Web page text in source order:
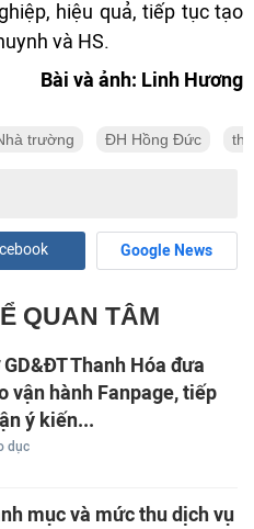
hiệu quả, tiếp tục tạo
và HS.
Bài và ảnh: Linh Hương
trường ĐH Hồng Đức
Google News
QUAN TÂM
GD&ĐT Thanh Hóa đưa
vận hành Fanpage, tiếp
ý kiến...
dục
mục và mức thu dịch vụ